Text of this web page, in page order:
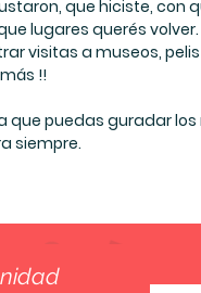
que hiciste, con
lugares querés
visitas a museos, pelis
!!
que puedas guradar
siempre.